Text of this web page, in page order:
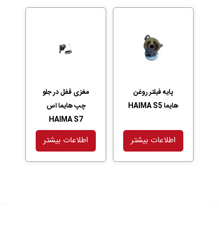
پایه فیلتر روغن
هایما HAIMA S5
اطلاعات بیشتر
مغزی قفل در جلو
چپ هایما اس
HAIMA S7
اطلاعات بیشتر